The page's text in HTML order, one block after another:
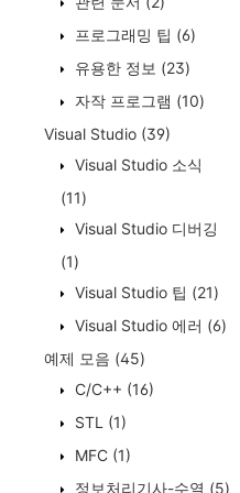
프로그래밍 팁 (6)
유용한 정보 (23)
자작 프로그램 (10)
Visual Studio (39)
Visual Studio 소식
(11)
Visual Studio 디버깅
(1)
Visual Studio 팁 (21)
Visual Studio 에러 (6)
예제 모음 (45)
C/C++ (16)
STL (1)
MFC (1)
정보처리기사-수열 (5)